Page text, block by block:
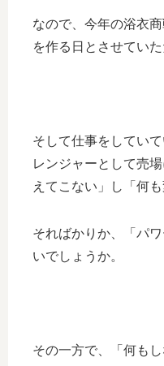
なので、今年の浴衣
を作る日とさせていた
そして仕事をしてい
レンジャーとして売
えてこない」し「何
そればかりか、「パ
いでしょうか。
その一方で、「何も